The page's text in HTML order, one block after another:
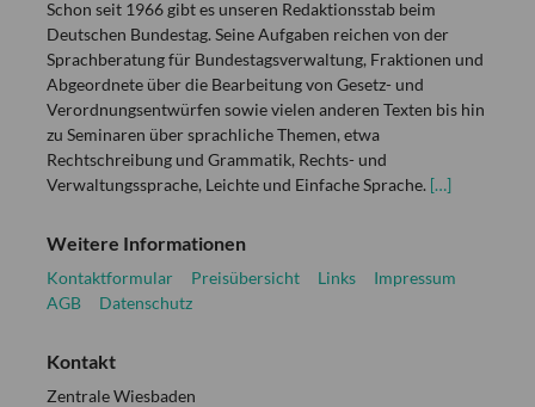
Schon seit 1966 gibt es unseren Redaktionsstab beim
Deutschen Bundestag. Seine Aufgaben reichen von der
Sprachberatung für Bundestagsverwaltung, Fraktionen und
Abgeordnete über die Bearbeitung von Gesetz- und
Verordnungsentwürfen sowie vielen anderen Texten bis hin
zu Seminaren über sprachliche Themen, etwa
Rechtschreibung und Grammatik, Rechts- und
Verwaltungssprache, Leichte und Einfache Sprache. […]
Weitere Informationen
Kontaktformular Preisübersicht Links
Impressum
AGB
Datenschutz
Kontakt
Zentrale Wiesbaden